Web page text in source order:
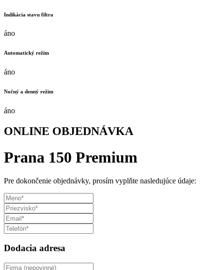
Indikácia stavu filtra
áno
Automatický režim
áno
Nočný a denný režim
áno
ONLINE OBJEDNÁVKA
Prana 150 Premium
Pre dokončenie objednávky, prosím vyplňte nasledujúce údaje:
Dodacia adresa